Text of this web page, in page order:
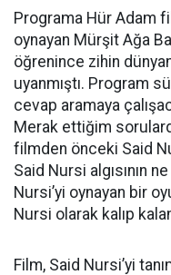
Programa Hür Adam
oynayan Mürşit Ağa
öğrenince zihin
uyanmıştı. Program
cevap aramaya
Merak ettiğim
filmden önceki Said
Said Nursi algısının
Nursi’yi oynayan bir
Nursi olarak kalıp
Film, Said Nursi’yi